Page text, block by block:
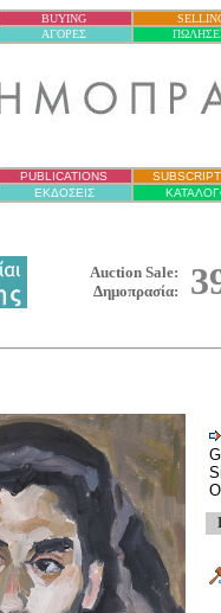
BUYING
ΑΓΟΡΕΣ
PUBLICATIONS
ΕΚΔΟΣΕΙΣ
Auction Sale:
Δημοπρασία: